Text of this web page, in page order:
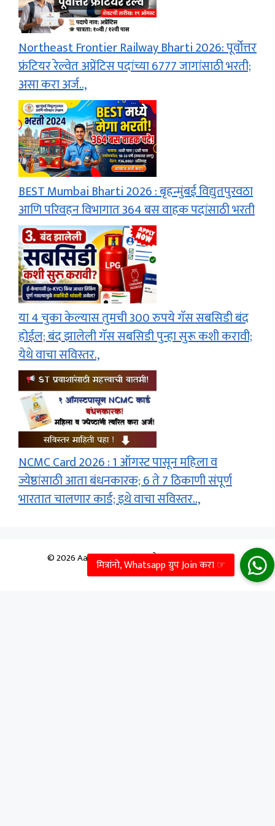
Northeast Frontier Railway Bharti 2026: पूर्वोत्तर
फ्रंटियर रेल्वेत अप्रेंटिस पदांच्या 6777 जागांसाठी भरती;
असा करा अर्ज..,
BEST Mumbai Bharti 2026 : बृहन्मुंबई विद्युतपुरवठा
आणि परिवहन विभागात 364 बस वाहक पदांसाठी भरती
या 4 चुका केल्यास तुमची 300 रुपये गॅस सबसिडी बंद
होईल; बंद झालेली गॅस सबसिडी पुन्हा सुरू कशी करावी;
येथे वाचा सविस्तर.,
NCMC Card 2026 : 1 ऑगस्ट पासून महिला व
ज्येष्ठांसाठी आता बंधनकारक; 6 ते 7 ठिकाणी संपूर्ण
भारतात चालणार कार्ड; इथे वाचा सविस्तर..,
© 2026 Aapale Sarkar | आपले सरकार• Built With
GeneratePress